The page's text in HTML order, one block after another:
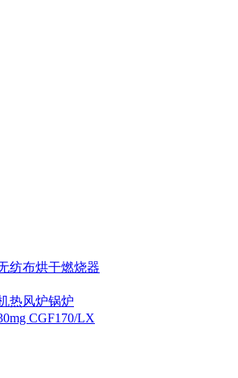
纺布烘干燃烧器
热风炉锅炉
CGF170/LX